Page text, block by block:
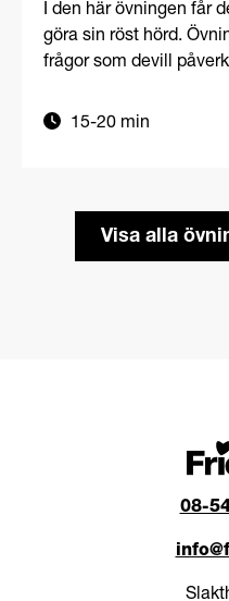
I den här övningen får
göra sin röst hörd.
frågor som devill
15-20 min
Visa alla
08-